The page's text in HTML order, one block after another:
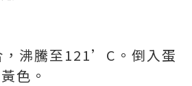
，沸騰至121’C。倒入蛋
色。